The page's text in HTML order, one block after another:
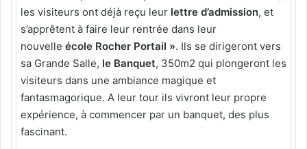
les visiteurs ont déjà reçu leur lettre d’admission, et
s’apprêtent à faire leur rentrée dans leur
nouvelle école Rocher Portail ». Ils se dirigeront vers
sa Grande Salle, le Banquet, 350m2 qui plongeront les
visiteurs dans une ambiance magique et
fantasmagorique. A leur tour ils vivront leur propre
expérience, à commencer par un banquet, des plus
fascinant.